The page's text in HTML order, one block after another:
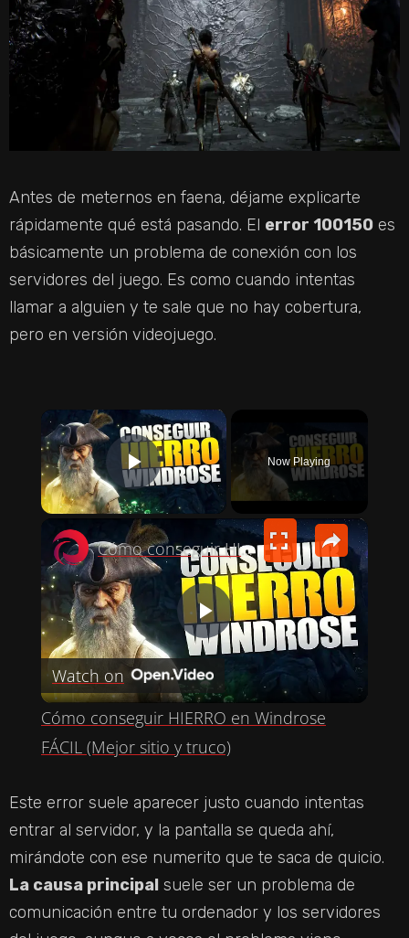
Antes de meternos en faena, déjame explicarte
rápidamente qué está pasando. El error 100150 es
básicamente un problema de conexión con los
servidores del juego. Es como cuando intentas
llamar a alguien y te sale que no hay cobertura,
pero en versión videojuego.
×
PLAY VIDEO
Now Playing
×
P
L
A
Y
V
I
Cómo conseguir HIERRO en Windrose FÁCIL (Mejor sitio y truco)
Watch on
Cómo conseguir HIERRO en Windrose
FÁCIL (Mejor sitio y truco)
Este error suele aparecer justo cuando intentas
entrar al servidor, y la pantalla se queda ahí,
mirándote con ese numerito que te saca de quicio.
La causa principal suele ser un problema de
comunicación entre tu ordenador y los servidores